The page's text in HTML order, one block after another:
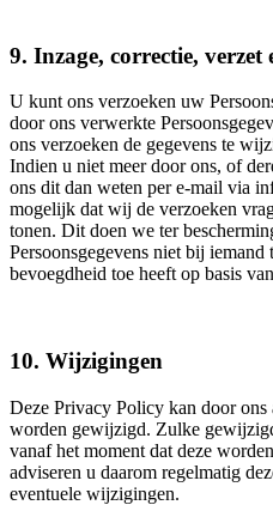
9. Inzage, correctie,
U kunt ons verzoeken uw
door ons verwerkte
ons verzoeken de gegevens te
Indien u niet meer door ons, of
ons dit dan weten per e-mail via
mogelijk dat wij de verzoeken
tonen. Dit doen we ter
Persoonsgegevens niet bij iemand
bevoegdheid toe heeft op basis
10. Wijzigingen
Deze Privacy Policy kan door
worden gewijzigd. Zulke
vanaf het moment dat deze
adviseren u daarom regelmatig
eventuele wijzigingen.